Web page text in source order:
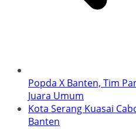
Popda X Banten, Tim
Juara Umum
Kota Serang Kuasai
Banten